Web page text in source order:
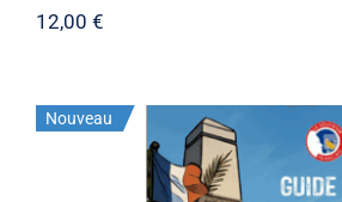
12,00 €
Nouveau